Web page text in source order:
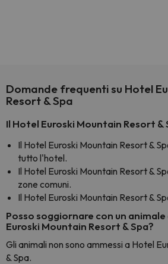
Domande frequenti su Hotel
Resort & Spa
Il Hotel Euroski Mountain Resort &
Il Hotel Euroski Mountain Resort &
tutto l'hotel.
Il Hotel Euroski Mountain Resort &
zone comuni.
Il Hotel Euroski Mountain Resort &
Posso soggiornare con un
Euroski Mountain Resort & Spa?
Gli animali non sono ammessi a Hotel
& Spa.